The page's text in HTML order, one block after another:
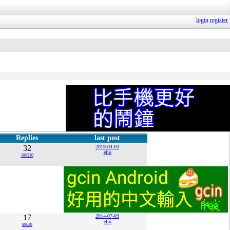
login register
Replies last post
32
186330
2019-04-03
eliu
17
89629
2014-07-09
eliu